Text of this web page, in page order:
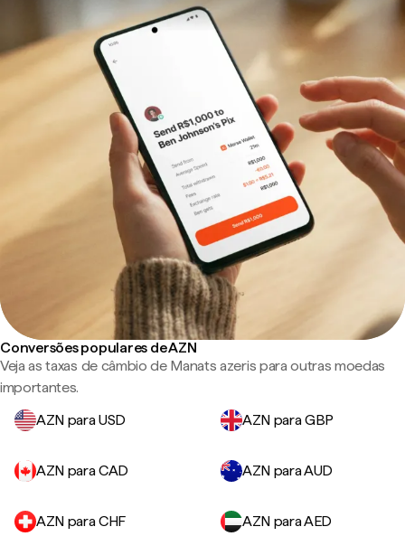
Conversões populares de AZN
Veja as taxas de câmbio de Manats azeris para outras moedas
importantes.
AZN para USD
AZN para GBP
AZN para CAD AZN para AUD
AZN para CHF AZN para AED